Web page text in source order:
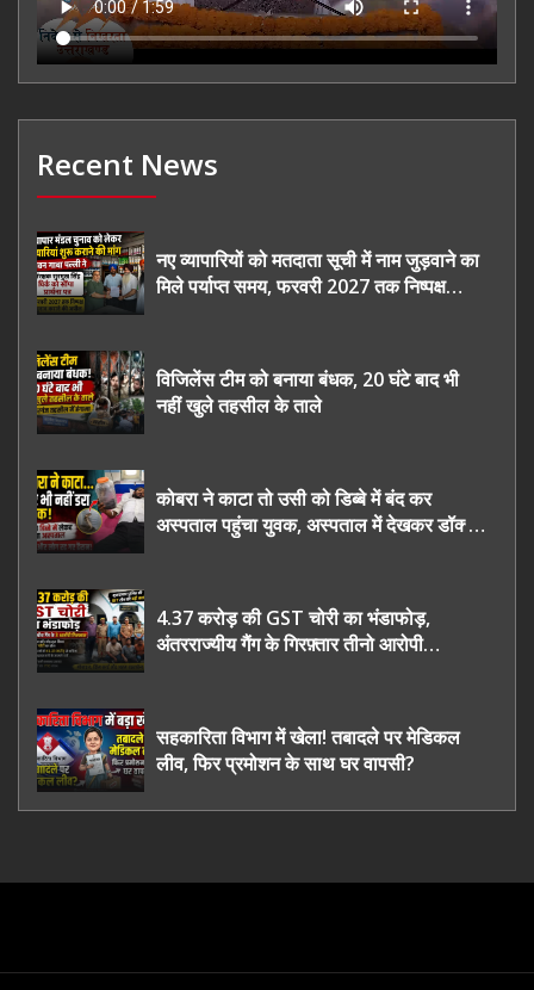
Recent News
नए व्यापारियों को मतदाता सूची में नाम जुड़वाने का
मिले पर्याप्त समय, फरवरी 2027 तक निष्पक्ष
विजिलेंस टीम को बनाया बंधक, 20 घंटे बाद भी
नहीं खुले तहसील के ताले
कोबरा ने काटा तो उसी को डिब्बे में बंद कर
अस्पताल पहुंचा युवक, अस्पताल में देखकर डॉक्टर
4.37 करोड़ की GST चोरी का भंडाफोड़,
अंतरराज्यीय गैंग के गिरफ़्तार तीनो आरोपी
सहकारिता विभाग में खेला! तबादले पर मेडिकल
लीव, फिर प्रमोशन के साथ घर वापसी?